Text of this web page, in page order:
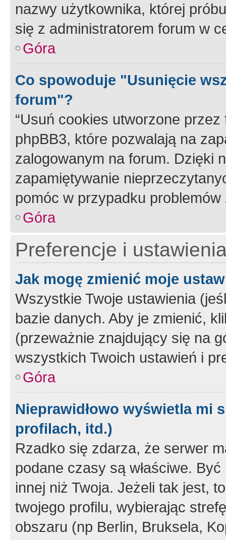
nazwy użytkownika, której
się z administratorem forum w
Góra
Co spowoduje "Usunięcie
forum"?
“Usuń cookies utworzone
phpBB3, które pozwalają na
zalogowanym na forum. Dzięki
zapamiętywanie
pomóc w przypadku
Góra
Preferencje i
Jak mogę zmienić moje
Wszystkie Twoje ustawienia
bazie danych. Aby je zmienić,
(przeważnie znajdujący się na
wszystkich Twoich ustawień i
Góra
Nieprawidłowo wyświetla mi
profilach, itd.)
Rzadko się zdarza, że serwer
podane czasy są właściwe.
innej niż Twoja. Jeżeli tak jest,
twojego profilu, wybierając
obszaru (np Berlin, Bruksela,